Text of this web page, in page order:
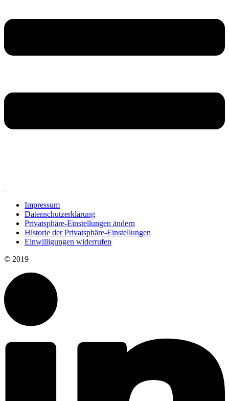
Impressum
Datenschutzerklärung
Privatsphäre-Einstellungen ändern
Historie der Privatsphäre-Einstellungen
Einwilligungen widerrufen
© 2019